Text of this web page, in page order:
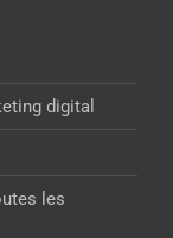
digital
les